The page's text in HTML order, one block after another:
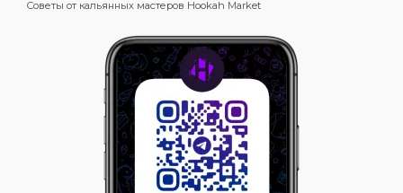
Советы от кальянных мастеров Hookah Market